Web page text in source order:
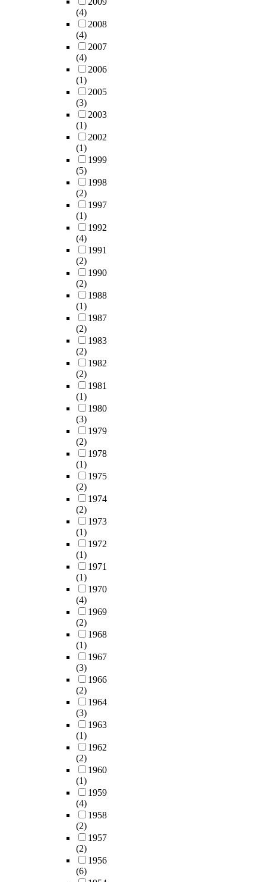
(4)
2008
(4)
2007
(4)
2006
(1)
2005
(3)
2003
(1)
2002
(1)
1999
(5)
1998
(2)
1997
(1)
1992
(4)
1991
(2)
1990
(2)
1988
(1)
1987
(2)
1983
(2)
1982
(2)
1981
(1)
1980
(3)
1979
(2)
1978
(1)
1975
(2)
1974
(2)
1973
(1)
1972
(1)
1971
(1)
1970
(4)
1969
(2)
1968
(1)
1967
(3)
1966
(2)
1964
(3)
1963
(1)
1962
(2)
1960
(1)
1959
(4)
1958
(2)
1957
(2)
1956
(6)